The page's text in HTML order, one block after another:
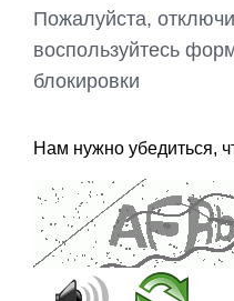
Пожалуйста,
воспользуйтесь
блокировки
Нам нужно убедиться,